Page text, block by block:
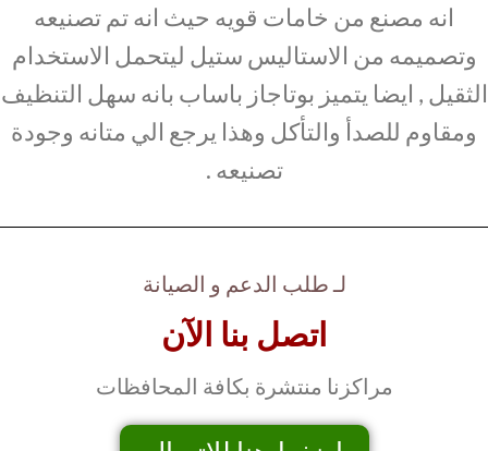
انه مصنع من خامات قويه حيث انه تم تصنيعه
وتصميمه من الاستاليس ستيل ليتحمل الاستخدام
الثقيل , ايضا يتميز بوتاجاز باساب بانه سهل التنظيف
ومقاوم للصدأ والتأكل وهذا يرجع الي متانه وجودة
تصنيعه .
لـ طلب الدعم و الصيانة
اتصل بنا الآن
مراكزنا منتشرة بكافة المحافظات